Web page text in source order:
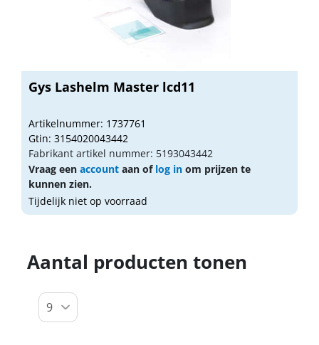
Gys Lashelm Master lcd11
Artikelnummer: 1737761
Gtin: 3154020043442
Fabrikant artikel nummer: 5193043442
Vraag een account aan of log in om prijzen te
kunnen zien.
Tijdelijk niet op voorraad
Aantal producten tonen